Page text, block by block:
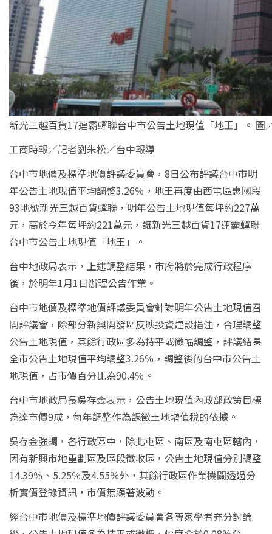
新光三越百貨17連霸蟬聯台中市公告土地現值「地王」。 圖
工商時報／記者劉朱松／台中報導
台中市地價及標準地價評議委員會，8日公布評議台中市明
年公告土地現值平均調整3.26％，地王再度由西屯區惠國段
93地號新光三越百貨蟬聯，明年公告土地現值每坪約227萬
元，高於今年每坪約221萬元，讓新光三越百貨17連霸蟬聯
台中市公告土地現值「地王」。
台中地政局表示，上述調整結果，市府將於完成行政程序
後，於明年1月1日辦理公告作業。
台中市地價及標準地價評議委員會針對明年公告土地現值召
開評議會，除部分新興開發區反映投資建設挹注，合理調整
公告土地現值，其餘行政區多為持平或微幅調整，評議結果
全市公告土地現值平均調整3.26％，調整後的台中市公告土
地現值，占市價百分比為90.4％。
台中市地政局長吳存金表示，公告土地現值內政部政策目標
為達市價9成，每年調整作為課徵土地增值稅的依據。
吳存金強調，各行政區中，除北屯區、南區及南屯區轄內，
因有新興市地重劃區及區段徵收區，公告土地現值分別調整
14.39％、5.25％及4.55％外，其餘行政區作業機關透過分
析實價登錄資訊，市價無顯著波動。
經台中市地價及標準地價評議委員會各專家學者充分討論